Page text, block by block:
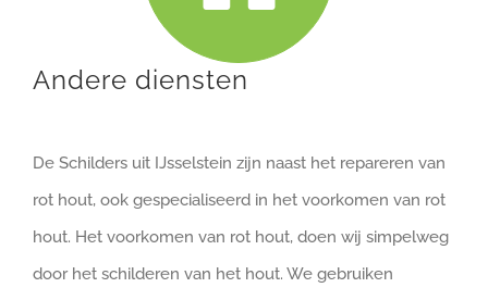
Andere diensten
De Schilders uit IJsselstein zijn naast het repareren van
rot hout, ook gespecialiseerd in het voorkomen van rot
hout. Het voorkomen van rot hout, doen wij simpelweg
door het schilderen van het hout. We gebruiken